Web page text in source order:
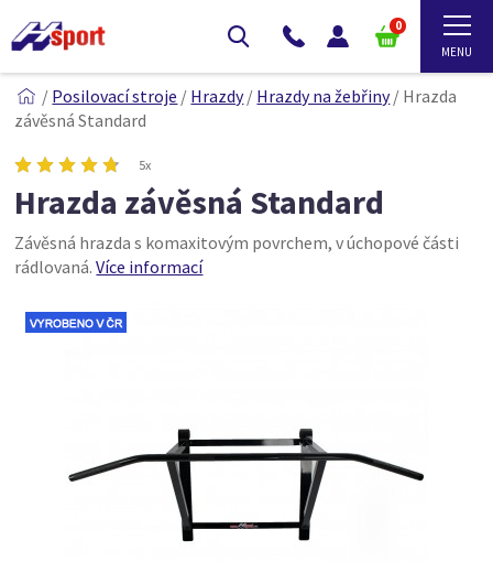
0
/ Posilovací stroje / Hrazdy/ Hrazdy na žebřiny/ Hrazda
závěsná Standard
5x
Hrazda závěsná Standard
Závěsná hrazda s komaxitovým povrchem, v úchopové části
rádlovaná.Více informací